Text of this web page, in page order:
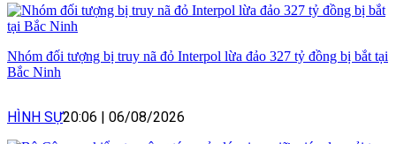
Nhóm đối tượng bị truy nã đỏ Interpol lừa đảo 327 tỷ đồng bị bắt tại
Bắc Ninh
HÌNH SỰ20:06 06/08/2026